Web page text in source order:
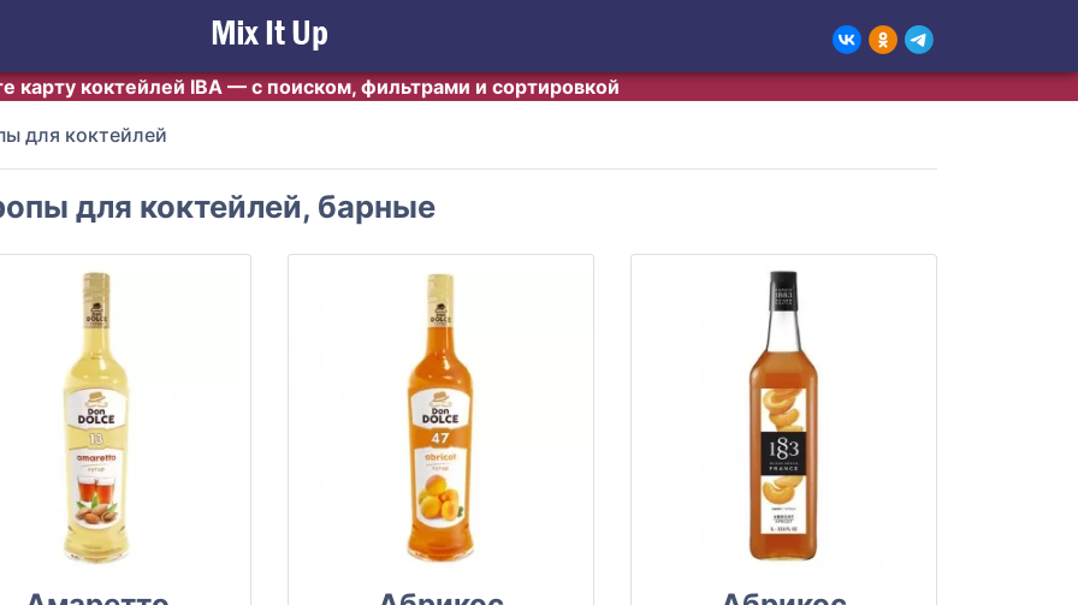
карту коктейлей IBA — с поиском, фильтрами и сортировкой
для коктейлей
для коктейлей, барные